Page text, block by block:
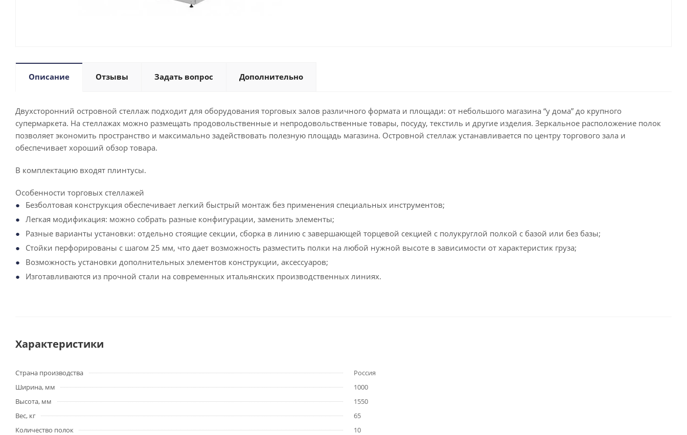
Описание Отзывы Задать вопрос Дополнительно
Двухсторонний островной стеллаж подходит для оборудования торговых залов различного формата и площади: от небольшого магазина “у дома” до крупного
супермаркета. На стеллажах можно размещать продовольственные и непродовольственные товары, посуду, текстиль и другие изделия. Зеркальное расположение полок
позволяет экономить пространство и максимально задействовать полезную площадь магазина. Островной стеллаж устанавливается по центру торгового зала и
обеспечивает хороший обзор товара.
В комплектацию входят плинтусы.
Особенности торговых стеллажей
Безболтовая конструкция обеспечивает легкий быстрый монтаж без применения специальных инструментов;
Легкая модификация: можно собрать разные конфигурации, заменить элементы;
Разные варианты установки: отдельно стоящие секции, сборка в линию с завершающей торцевой секцией с полукруглой полкой с базой или без базы;
Стойки перфорированы с шагом 25 мм, что дает возможность разместить полки на любой нужной высоте в зависимости от характеристик груза;
Возможность установки дополнительных элементов конструкции, аксессуаров;
Изготавливаются из прочной стали на современных итальянских производственных линиях.
Характеристики
Страна производства
Россия
Ширина, мм
1000
Высота, мм
1550
Вес, кг
65
Количество полок
10